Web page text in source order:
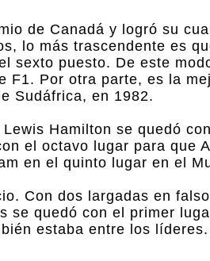
de Canadá y logró su
lo más trascendente es
sexto puesto. De este
F1. Por otra parte, es la
Sudáfrica, en 1982.
Hamilton se quedó
el octavo lugar para que
en el quinto lugar en el
Con dos largadas en
se quedó con el primer
estaba entre los